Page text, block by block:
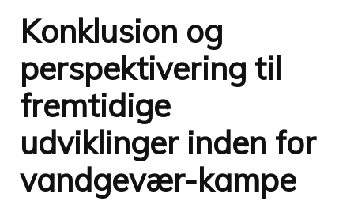
Konklusion og
perspektivering til
fremtidige
udviklinger inden for
vandgevær-kampe